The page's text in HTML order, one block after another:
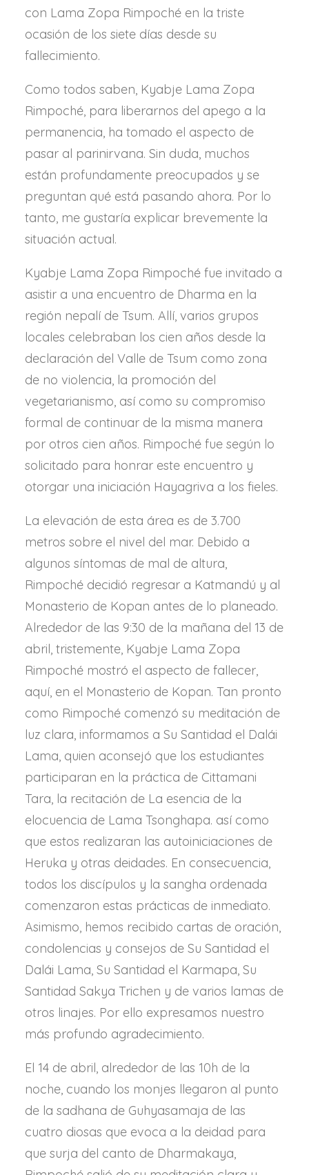
con Lama Zopa Rimpoché en la triste
ocasión de los siete días desde su
fallecimiento.
Como todos saben, Kyabje Lama Zopa
Rimpoché, para liberarnos del apego a la
permanencia, ha tomado el aspecto de
pasar al parinirvana. Sin duda, muchos
están profundamente preocupados y se
preguntan qué está pasando ahora. Por lo
tanto, me gustaría explicar brevemente la
situación actual.
Kyabje Lama Zopa Rimpoché fue invitado a
asistir a una encuentro de Dharma en la
región nepalí de Tsum. Allí, varios grupos
locales celebraban los cien años desde la
declaración del Valle de Tsum como zona
de no violencia, la promoción del
vegetarianismo, así como su compromiso
formal de continuar de la misma manera
por otros cien años. Rimpoché fue según lo
solicitado para honrar este encuentro y
otorgar una iniciación Hayagriva a los fieles.
La elevación de esta área es de 3.700
metros sobre el nivel del mar. Debido a
algunos síntomas de mal de altura,
Rimpoché decidió regresar a Katmandú y al
Monasterio de Kopan antes de lo planeado.
Alrededor de las 9:30 de la mañana del 13 de
abril, tristemente, Kyabje Lama Zopa
Rimpoché mostró el aspecto de fallecer,
aquí, en el Monasterio de Kopan. Tan pronto
como Rimpoché comenzó su meditación de
luz clara, informamos a Su Santidad el Dalái
Lama, quien aconsejó que los estudiantes
participaran en la práctica de Cittamani
Tara, la recitación de La esencia de la
elocuencia de Lama Tsonghapa. así como
que estos realizaran las autoiniciaciones de
Heruka y otras deidades. En consecuencia,
todos los discípulos y la sangha ordenada
comenzaron estas prácticas de inmediato.
Asimismo, hemos recibido cartas de oración,
condolencias y consejos de Su Santidad el
Dalái Lama, Su Santidad el Karmapa, Su
Santidad Sakya Trichen y de varios lamas de
otros linajes. Por ello expresamos nuestro
más profundo agradecimiento.
El 14 de abril, alrededor de las 10h de la
noche, cuando los monjes llegaron al punto
de la sadhana de Guhyasamaja de las
cuatro diosas que evoca a la deidad para
que surja del canto de Dharmakaya,